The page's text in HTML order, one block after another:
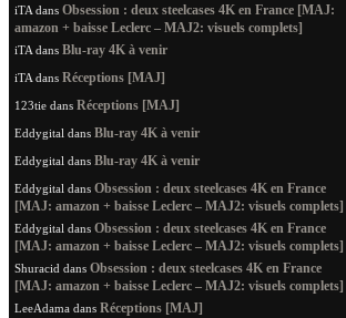
iTA dans Obsession : deux steelcases 4K en France [MAJ:
amazon + baisse Leclerc – MAJ2: visuels complets]
iTA dans Blu-ray 4K à venir
iTA dans Réceptions [MAJ]
123tie dans Réceptions [MAJ]
Eddygital dans Blu-ray 4K à venir
Eddygital dans Blu-ray 4K à venir
Eddygital dans Obsession : deux steelcases 4K en France
[MAJ: amazon + baisse Leclerc – MAJ2: visuels complets]
Eddygital dans Obsession : deux steelcases 4K en France
[MAJ: amazon + baisse Leclerc – MAJ2: visuels complets]
Shuracid dans Obsession : deux steelcases 4K en France
[MAJ: amazon + baisse Leclerc – MAJ2: visuels complets]
LeeAdama dans Réceptions [MAJ]